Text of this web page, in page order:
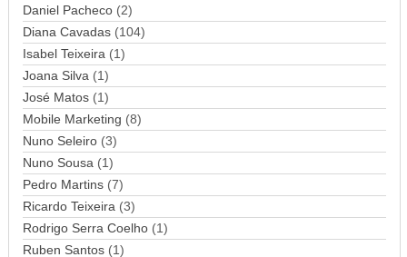
e
m
a
i
l
Daniel Pacheco(2)
Diana Cavadas(104)
Isabel Teixeira (1)
Joana Silva (1)
José Matos(1)
Mobile Marketing (8)
Nuno Seleiro(3)
Nuno Sousa (1)
Pedro Martins(7)
Ricardo Teixeira (3)
Rodrigo Serra Coelho(1)
Ruben Santos(1)